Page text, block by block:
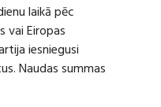
laikā pēc
vai Eiropas
iesniegusi
Naudas summas